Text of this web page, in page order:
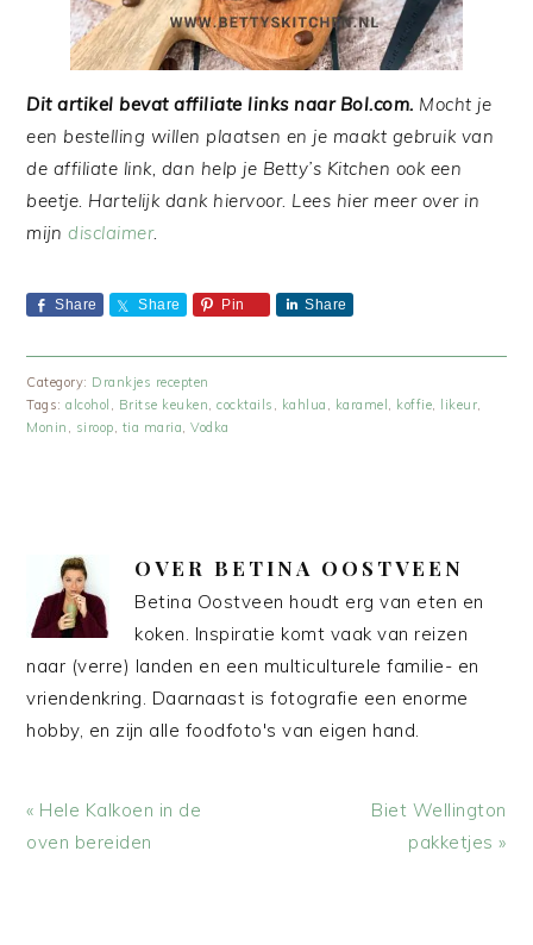
Dit artikel bevat affiliate links naar Bol.com. Mocht je
een bestelling willen plaatsen en je maakt gebruik van
de affiliate link, dan help je Betty’s Kitchen ook een
beetje. Hartelijk dank hiervoor. Lees hier meer over in
mijndisclaimer.
Share Share Pin Share
Category: Drankjes recepten
Tags:alcohol , Britse keuken,cocktails , kahlua , karamel , koffie, likeur,
Monin , siroop, tia maria,Vodka
OVER BETINA OOSTVEEN
Betina Oostveen houdt erg van eten en
koken. Inspiratie komt vaak van reizen
naar (verre) landen en een multiculturele familie- en
vriendenkring. Daarnaast is fotografie een enorme
hobby, en zijn alle foodfoto's van eigen hand.
Vorig
bericht:
« Hele Kalkoen in de
oven bereiden
Volgend
bericht:
Biet Wellington
pakketjes »